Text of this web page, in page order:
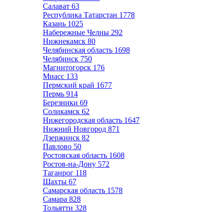
Салават 63
Республика Татарстан 1778
Казань 1025
Набережные Челны 292
Нижнекамск 80
Челябинская область 1698
Челябинск 750
Магнитогорск 176
Миасс 133
Пермский край 1677
Пермь 914
Березники 69
Соликамск 62
Нижегородская область 1647
Нижний Новгород 871
Дзержинск 82
Павлово 50
Ростовская область 1608
Ростов-на-Дону 572
Таганрог 118
Шахты 67
Самарская область 1578
Самара 828
Тольятти 328